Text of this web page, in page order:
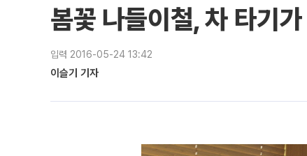
봄꽃 나들이철, 차 타기
입력 2016-05-24 13:42
이슬기 기자